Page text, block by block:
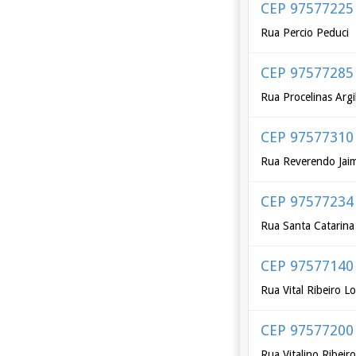
CEP 97577225
Rua Percio Peduci
CEP 97577285
Rua Procelinas
CEP 97577310
Rua Reverendo
CEP 97577234
Rua Santa Catarina
CEP 97577140
Rua Vital Ribeiro
CEP 97577200